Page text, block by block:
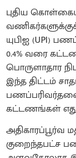
புதிய
யுபிஐ (UPI)
0.4% வரை
பொருளாதார
இந்த திட்டம்
கட்டணங்கள்
​அதிகாரப்பூர்வ
குறைந்தபட்ச